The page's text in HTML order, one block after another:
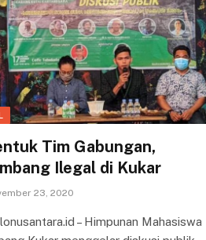
Tim Gabungan,
Ilegal di Kukar
23, 2020
– Himpunan Mahasiswa